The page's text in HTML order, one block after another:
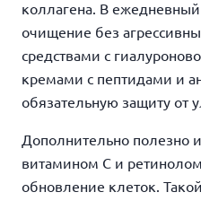
коллагена. В
очищение без
средствами с
кремами с пептидами и
обязательную защиту от
Дополнительно полезно
витамином С и
обновление клеток.